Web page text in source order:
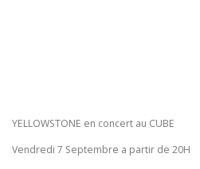
YELLOWSTONE en concert au CUBE
Vendredi 7 Septembre a partir de 20H